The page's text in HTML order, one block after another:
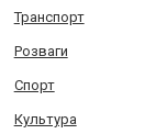
Транспорт
Розваги
Спорт
Культура